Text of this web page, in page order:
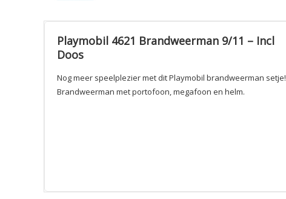
Playmobil 4621 Brandweerman 9/11 – Incl
Doos
Nog meer speelplezier met dit Playmobil brandweerman setje!
Brandweerman met portofoon, megafoon en helm.